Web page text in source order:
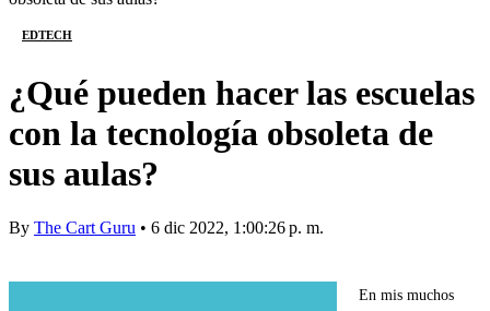
EDTECH
¿Qué pueden hacer las escuelas
con la tecnología obsoleta de
sus aulas?
By The Cart Guru • 6 dic 2022, 1:00:26 p. m.
En mis muchos